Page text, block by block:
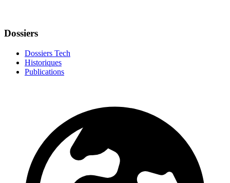
Dossiers
Dossiers Tech
Historiques
Publications